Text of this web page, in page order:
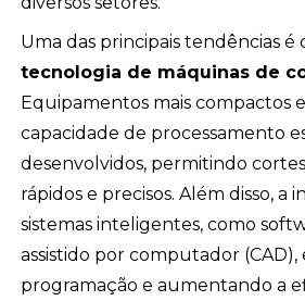
Uma das principais tendências é
tecnologia de máquinas de
Equipamentos mais compactos
capacidade de processamento
desenvolvidos, permitindo
rápidos e precisos. Além disso, a
sistemas inteligentes, como
assistido por computador (CAD),
programação e aumentando a